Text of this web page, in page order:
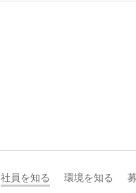
社員を知る 環境を知る